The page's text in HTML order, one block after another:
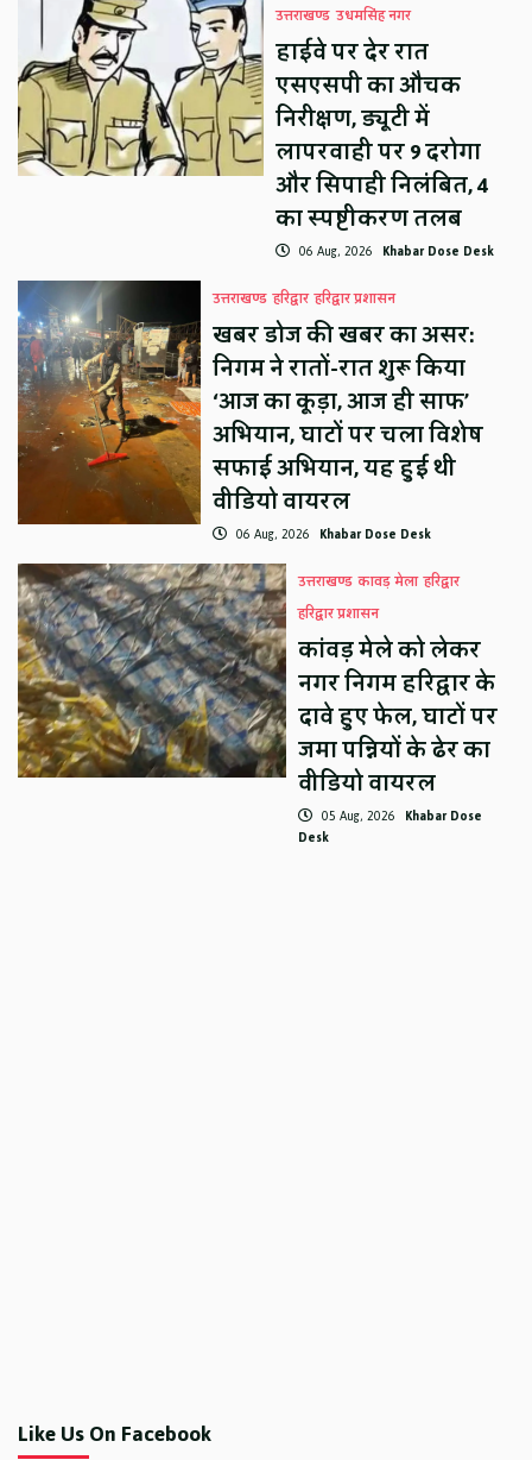
उत्तराखण्ड उधमसिंह नगर
हाईवे पर देर रात
एसएसपी का औचक
निरीक्षण, ड्यूटी में
लापरवाही पर 9 दरोगा
और सिपाही निलंबित, 4
का स्पष्टीकरण तलब
06 Aug, 2026 Khabar Dose Desk
उत्तराखण्ड हरिद्वार हरिद्वार प्रशासन
खबर डोज की खबर का असर:
निगम ने रातों-रात शुरू किया
‘आज का कूड़ा, आज ही साफ’
अभियान, घाटों पर चला विशेष
सफाई अभियान, यह हुई थी
वीडियो वायरल
06 Aug, 2026 Khabar Dose Desk
उत्तराखण्ड कावड़ मेला हरिद्वार
हरिद्वार प्रशासन
कांवड़ मेले को लेकर
नगर निगम हरिद्वार के
दावे हुए फेल, घाटों पर
जमा पन्नियों के ढेर का
वीडियो वायरल
05 Aug, 2026 Khabar Dose
Desk
Like Us On Facebook